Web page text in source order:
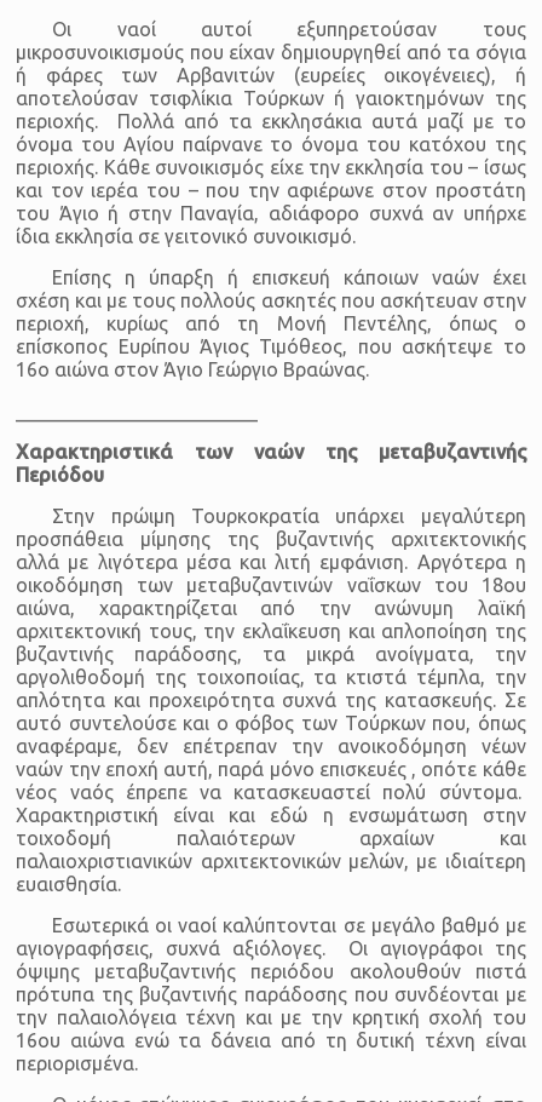
Οι ναοί αυτοί εξυπηρετούσαν τους
μικροσυνοικισμούς που είχαν δημιουργηθεί από τα σόγια
ή φάρες των Αρβανιτών (ευρείες οικογένειες), ή
αποτελούσαν τσιφλίκια Τούρκων ή γαιοκτημόνων της
περιοχής. Πολλά από τα εκκλησάκια αυτά μαζί με το
όνομα του Αγίου παίρνανε το όνομα του κατόχου της
περιοχής. Κάθε συνοικισμός είχε την εκκλησία του – ίσως
και τον ιερέα του – που την αφιέρωνε στον προστάτη
του Άγιο ή στην Παναγία, αδιάφορο συχνά αν υπήρχε
ίδια εκκλησία σε γειτονικό συνοικισμό.
Επίσης η ύπαρξη ή επισκευή κάποιων ναών έχει
σχέση και με τους πολλούς ασκητές που ασκήτευαν στην
περιοχή, κυρίως από τη Μονή Πεντέλης, όπως ο
επίσκοπος Ευρίπου Άγιος Τιμόθεος, που ασκήτεψε το
16ο αιώνα στον Άγιο Γεώργιο Βραώνας.
Χαρακτηριστικά των ναών της μεταβυζαντινής
Περιόδου
Στην πρώιμη Τουρκοκρατία υπάρχει μεγαλύτερη
προσπάθεια μίμησης της βυζαντινής αρχιτεκτονικής
αλλά με λιγότερα μέσα και λιτή εμφάνιση. Αργότερα η
οικοδόμηση των μεταβυζαντινών ναΐσκων του 18ου
αιώνα, χαρακτηρίζεται από την ανώνυμη λαϊκή
αρχιτεκτονική τους, την εκλαΐκευση και απλοποίηση της
βυζαντινής παράδοσης, τα μικρά ανοίγματα, την
αργολιθοδομή της τοιχοποιίας, τα κτιστά τέμπλα, την
απλότητα και προχειρότητα συχνά της κατασκευής. Σε
αυτό συντελούσε και ο φόβος των Τούρκων που, όπως
αναφέραμε, δεν επέτρεπαν την ανοικοδόμηση νέων
ναών την εποχή αυτή, παρά μόνο επισκευές , οπότε κάθε
νέος ναός έπρεπε να κατασκευαστεί πολύ σύντομα.
Χαρακτηριστική είναι και εδώ η ενσωμάτωση στην
τοιχοδομή παλαιότερων αρχαίων και
παλαιοχριστιανικών αρχιτεκτονικών μελών, με ιδιαίτερη
ευαισθησία.
Εσωτερικά οι ναοί καλύπτονται σε μεγάλο βαθμό με
αγιογραφήσεις, συχνά αξιόλογες. Οι αγιογράφοι της
όψιμης μεταβυζαντινής περιόδου ακολουθούν πιστά
πρότυπα της βυζαντινής παράδοσης που συνδέονται με
την παλαιολόγεια τέχνη και με την κρητική σχολή του
16ου αιώνα ενώ τα δάνεια από τη δυτική τέχνη είναι
περιορισμένα.